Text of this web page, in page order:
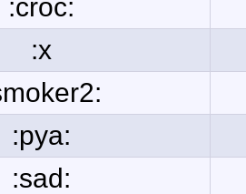
:croc:
:x
:pya:
:sad: